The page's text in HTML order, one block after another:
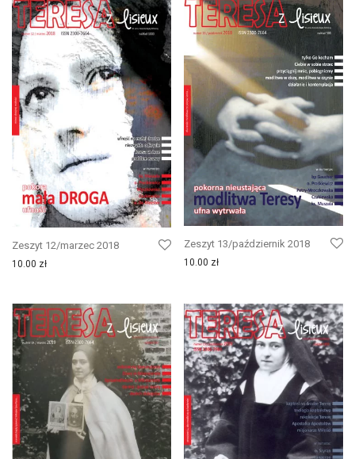
Zeszyt 12/marzec 2018
10.00 zł
Zeszyt 13/październik 2018
10.00 zł